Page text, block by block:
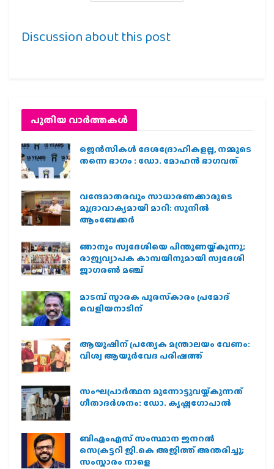
Discussion about this post
പുതിയ വാര്‍ത്തകള്‍
ജെന്‍സികള്‍ ദേശദ്രോഹികളല്ല, നമ്മുടെ
തന്നെ ഭാഗം : ഡോ. മോഹന്‍ ഭാഗവത്
വന്ദേമാതരവും സാധാരണക്കാരുടെ
മുദ്രാവാക്യമായി മാറി: സുനിൽ
ആംബേക്കർ
ഞാനും സ്വദേശിയെ പിന്തുണയ്ക്കുന്നു;
രാജ്യവ്യാപക കാമ്പയിനുമായി സ്വദേശി
ജാഗരണ്‍ മഞ്ച്
മാടമ്പ് സ്മാരക പുരസ്‌കാരം പ്രമോദ്
വെളിയനാടിന്
ആയുഷിന് പ്രത്യേക മന്ത്രാലയം വേണം:
വിശ്വ ആയുര്‍വേദ പരിഷത്ത്
സംഘപ്രാര്‍ത്ഥന മുന്നോട്ടുവയ്ക്കുന്നത്
ഗീതാദര്‍ശനം: ഡോ. കൃഷ്ണഗോപാല്‍
ബിഎംഎസ് സംസ്ഥാന ജനറൽ
സെക്രട്ടറി ജി.കെ അജിത്ത് അന്തരിച്ചു;
സംസ്കാരം നാളെ